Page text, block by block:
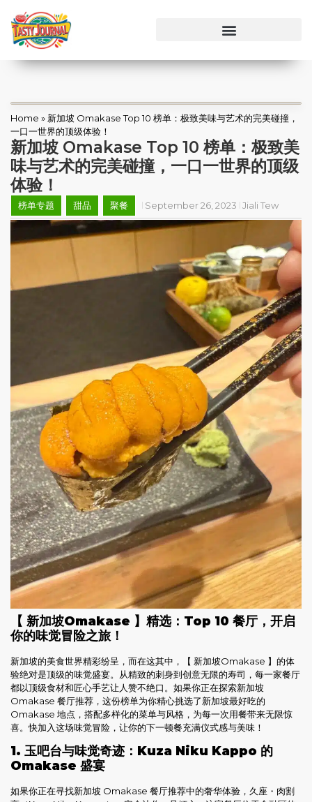
Home » 新加坡 Omakase Top 10 榜单：极致美味与艺术的完美碰撞，
一口一世界的顶级体验！
新加坡 Omakase Top 10 榜单：极致美
味与艺术的完美碰撞，一口一世界的顶级
体验！
榜单专题 甜品 聚餐 September 26, 2023 Jiali Tew
【 新加坡Omakase 】 精选：Top 10 餐厅，开启
你的味觉冒险之旅！
新加坡的美食世界精彩纷呈，而在这其中，【 新加坡Omakase 】的体
验绝对是顶级的味觉盛宴。从精致的刺身到创意无限的寿司，每一家餐厅
都以顶级食材和匠心手艺让人赞不绝口。如果你正在探索新加坡
Omakase 餐厅推荐，这份榜单为你精心挑选了新加坡最好吃的
Omakase 地点，搭配多样化的菜单与风格，为每一次用餐带来无限惊
喜。快加入这场味觉冒险，让你的下一顿餐充满仪式感与美味！
1. 玉吧台与味觉奇迹：Kuza Niku Kappo 的
Omakase 盛宴
如果你正在寻找新加坡 Omakase 餐厅推荐中的奢华体验，久座・肉割